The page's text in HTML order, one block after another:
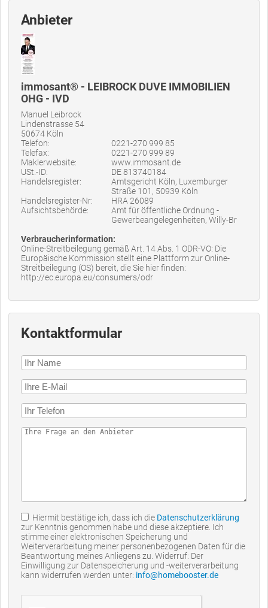
Anbieter
immosant® - LEIBROCK DUVE IMMOBILIEN
OHG - IVD
Manuel Leibrock
Lindenstrasse 54
50674 Köln
Telefon:
0221-270 999 85
Telefax:
0221-270 999 89
Maklerwebsite:
www.immosant.de
USt.-ID:
DE 813740184
Handelsregister:
Amtsgericht Köln, Luxemburger
Straße 101, 50939 Köln
Handelsregister-Nr:
HRA 26089
Aufsichtsbehörde:
Amt für öffentliche Ordnung -
Gewerbeangelegenheiten, Willy-Br
Verbraucherinformation:
Online-Streitbeilegung gemäß Art. 14 Abs. 1 ODR-VO: Die
Europäische Kommission stellt eine Plattform zur Online-
Streitbeilegung (OS) bereit, die Sie hier finden:
http://ec.europa.eu/consumers/odr
Kontaktformular
Hiermit bestätige ich, dass ich die Datenschutzerklärung
zur Kenntnis genommen habe und diese akzeptiere. Ich
stimme einer elektronischen Speicherung und
Weiterverarbeitung meiner personenbezogenen Daten für die
Beantwortung meines Anliegens zu. Widerruf: Der
Einwilligung zur Datenspeicherung und -weiterverarbeitung
kann widerrufen werden unter: info@homebooster.de